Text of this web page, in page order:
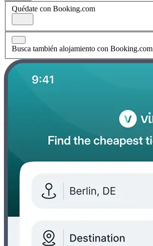
Quédate con Booking.com
Busca también alojamiento con Booking.com